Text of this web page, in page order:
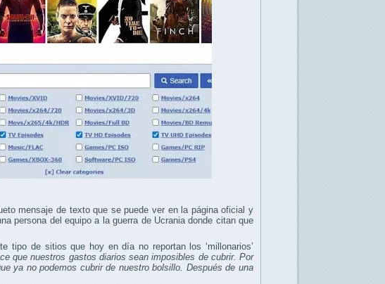
mensaje de texto que se puede ver en la página oficial y
persona del equipo a la guerra de Ucrania donde citan que
tipo de sitios que hoy en día no reportan los ‘millonarios’
que nuestros gastos diarios sean imposibles de cubrir. Por
ya no podemos cubrir de nuestro bolsillo. Después de una